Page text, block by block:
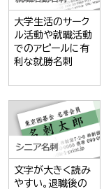
大学生活のサーク
ル活動や就職活動
でのアピールに有
利な就勝名刺
文字が大きく読み
やすい。退職後の